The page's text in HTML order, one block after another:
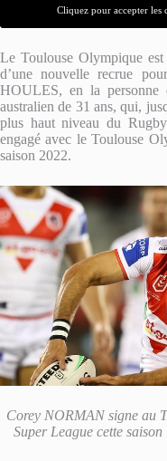
Cliquez pour accepter les
Le Toulouse Olympique est
d’une nouvelle recrue
HOULES, en la
australien de 31 ans, qui,
plus haut niveau du
engagé avec le Toulouse
saison 2022.
Corey NORMAN signe au
Super League cette